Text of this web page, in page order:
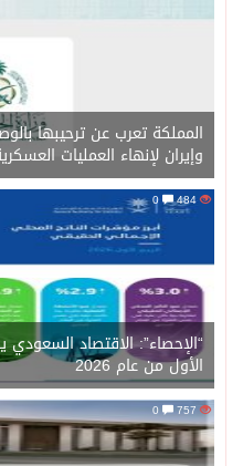
المملكة تعرب عن ترحيبها
وإيران لإنهاء العمليات
484
الأول من عام 2026
757
0